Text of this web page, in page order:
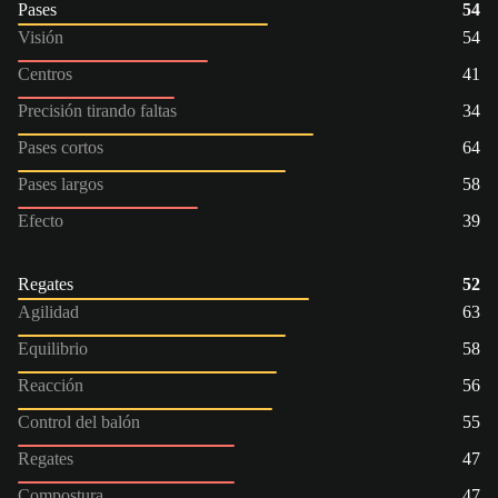
Pases
54
Visión
54
Centros
41
Precisión tirando faltas
34
Pases cortos
64
Pases largos
58
Efecto
39
Regates
52
Agilidad
63
Equilibrio
58
Reacción
56
Control del balón
55
Regates
47